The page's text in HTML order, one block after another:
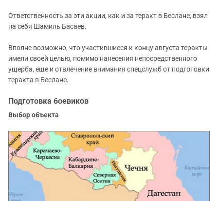
Ответственность за эти акции, как и за теракт в Беслане, взял
на себя Шамиль Басаев.
Вполне возможно, что участившиеся к концу августа теракты
имели своей целью, помимо нанесения непосредственного
ущерба, еще и отвлечение внимания спецслужб от подготовки
теракта в Беслане.
Подготовка боевиков
Выбор объекта